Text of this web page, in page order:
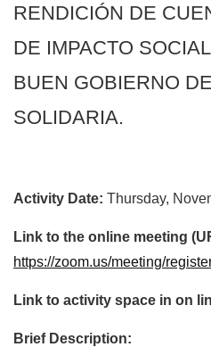
RENDICIÓN DE
DE IMPACTO
BUEN GOBIERNO
SOLIDARIA.
Activity Date: Thursday,
Link to the online meeting
https://zoom.us/meeting/
Link to activity space in on
Brief Description: